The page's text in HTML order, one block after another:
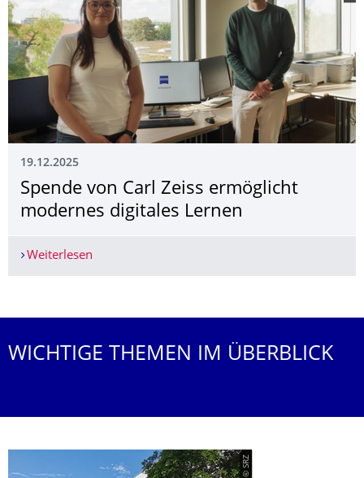
19.12.2025
Spende von Carl Zeiss ermöglicht
modernes digitales Lernen
Weiterlesen
WICHTIGE THEMEN IM ÜBERBLICK
© SRZ